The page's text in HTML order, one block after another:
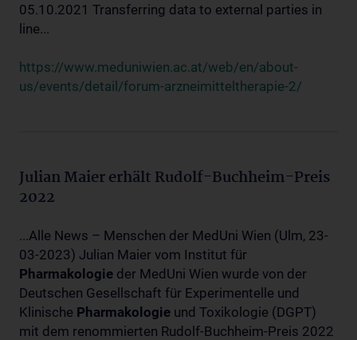
05.10.2021 Transferring data to external parties in
line...
https://www.meduniwien.ac.at/web/en/about-
us/events/detail/forum-arzneimitteltherapie-2/
Julian Maier erhält Rudolf-Buchheim-Preis
2022
...Alle News – Menschen der MedUni Wien (Ulm, 23-
03-2023) Julian Maier vom Institut für
Pharmakologie der MedUni Wien wurde von der
Deutschen Gesellschaft für Experimentelle und
Klinische Pharmakologie und Toxikologie (DGPT)
mit dem renommierten Rudolf-Buchheim-Preis 2022